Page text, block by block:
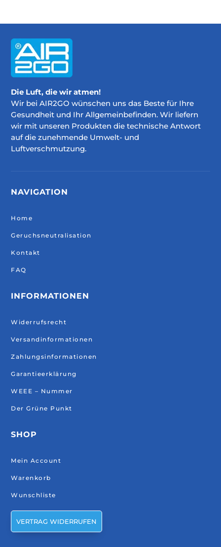
Die Luft, die wir atmen!
Wir bei AIR2GO wünschen uns das Beste für Ihre
Gesundheit und Ihr Allgemeinbefinden. Wir liefern
wir mit unseren Produkten die technische Antwort
auf die zunehmende Umwelt- und
Luftverschmutzung.
NAVIGATION
Home
Geruchsneutralisation
Kontakt
FAQ
INFORMATIONEN
Widerrufsrecht
Versandinformationen
Zahlungsinformationen
Garantieerklärung
WEEE – Nummer
Der Grüne Punkt
SHOP
Mein Account
Warenkorb
Wunschliste
VERTRAG WIDERRUFEN